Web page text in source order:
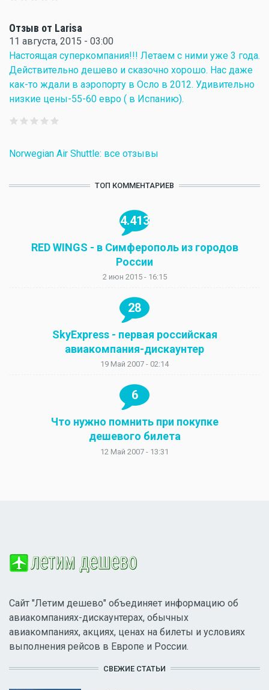
Отзыв от Larisa
11 августа, 2015 - 03:00
Настоящая суперкомпания!!! Летаем с ними уже 3 года.
Действительно дешево и сказочно хорошо. Нас даже
как-то ждали в аэропорту в Осло в 2012. Удивительно
низкие цены-55-60 евро ( в Испанию).
Norwegian Air Shuttle: все отзывы
ТОП КОММЕНТАРИЕВ
4.413
RED WINGS - в Симферополь из городов
России
2 июн 2015 - 16:15
28
SkyExpress - первая российская
авиакомпания-дискаунтер
19 Май 2007 - 02:14
6
Что нужно помнить при покупке
дешевого билета
12 Май 2007 - 13:31
Сайт "Летим дешево" объединяет информацию об
авиакомпаниях-дискаунтерах, обычных
авиакомпаниях, акциях, ценах на билеты и условиях
выполнения рейсов в Европе и России.
СВЕЖИЕ СТАТЬИ